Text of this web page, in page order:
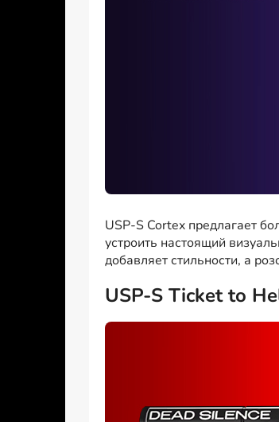
USP-S Cortex предлагает
устроить настоящий
добавляет стильности, а
USP-S Ticket to